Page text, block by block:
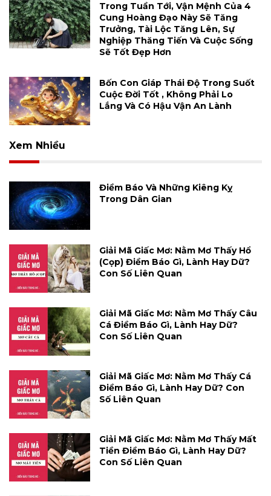
Trong Tuần Tới, Vận Mệnh Của 4
Cung Hoàng Đạo Này Sẽ Tăng
Trưởng, Tài Lộc Tăng Lên, Sự
Nghiệp Thăng Tiến Và Cuộc Sống
Sẽ Tốt Đẹp Hơn
Bốn Con Giáp Thái Độ Trong Suốt
Cuộc Đời Tốt , Không Phải Lo
Lắng Và Có Hậu Vận An Lành
Xem Nhiều
Điềm Báo Và Những Kiêng Kỵ
Trong Dân Gian
Giải Mã Giấc Mơ: Nằm Mơ Thấy Hổ
(cọp) Điềm Báo Gì, Lành Hay Dữ?
Con Số Liên Quan
Giải Mã Giấc Mơ: Nằm Mơ Thấy Câu
Cá Điềm Báo Gì, Lành Hay Dữ?
Con Số Liên Quan
Giải Mã Giấc Mơ: Nằm Mơ Thấy Cá
Điềm Báo Gì, Lành Hay Dữ? Con
Số Liên Quan
Giải Mã Giấc Mơ: Nằm Mơ Thấy Mất
Tiền Điềm Báo Gì, Lành Hay Dữ?
Con Số Liên Quan